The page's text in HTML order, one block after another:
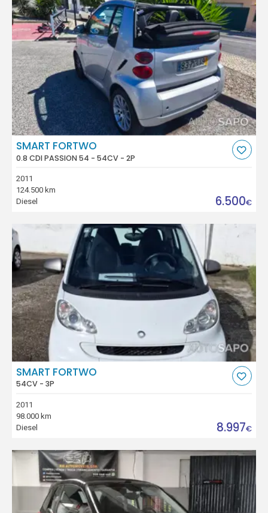
SMART FORTWO
0.8 CDI PASSION 54 - 54CV - 2P
2011
124.500 km
Diesel
6.500€
SMART FORTWO
54CV - 3P
2011
98.000 km
Diesel
8.997€